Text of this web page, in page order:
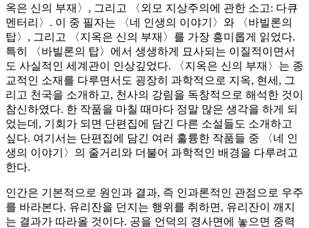
옥은 신의 부재〉, 그리고 〈외모 지상주의에 관한 소고: 다큐
멘터리〉. 이 중 필자는 〈네 인생의 이야기〉와 〈바빌론의
탑〉, 그리고 〈지옥은 신의 부재〉를 가장 흥미롭게 읽었다.
특히 〈바빌론의 탑〉에서 생생하게 묘사되는 이질적이면서
도 사실적인 세계관이 인상깊었다. 〈지옥은 신의 부재〉는 종
교적인 소재를 다루면서도 굉장히 과학적으로 지옥, 현세, 그
리고 천국을 소개하고, 천사의 강림을 독창적으로 해석한 것이
참신하였다. 한 작품을 마칠 때마다 정말 많은 생각을 하게 되
었는데, 기회가 되면 단편집에 담긴 다른 소설들도 소개하고
싶다. 여기서는 단편집에 담긴 여러 훌륭한 작품들 중 〈네 인
생의 이야기〉의 줄거리와 더불어 과학적인 배경을 다루려고
한다.
인간은 기본적으로 원인과 결과, 즉 인과론적인 관점으로 우주
를 바라본다. 유리잔을 던지는 행위를 취하면, 유리잔이 깨지
는 결과가 따라올 것이다. 공을 언덕의 경사면에 놓으면 중력